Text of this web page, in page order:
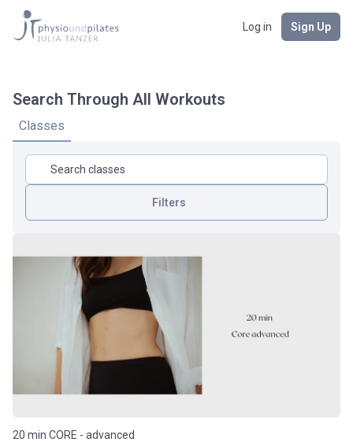
Log in Sign Up
Search Through All Workouts
Classes
Filters
Intensität
Art Des Workouts
Equipment
20 min CORE - advanced